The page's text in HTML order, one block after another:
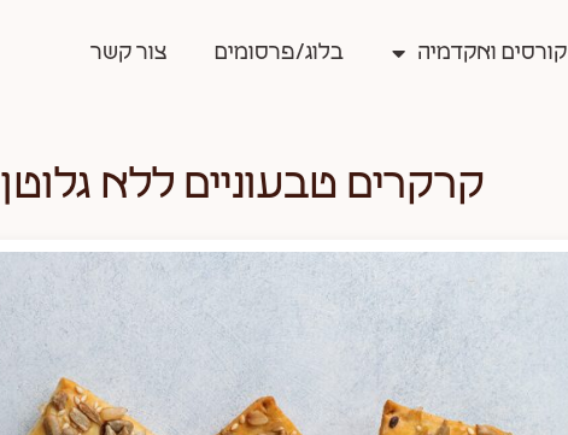
קורסים ואקדמיה בלוג/פרסומים צור קשר
קרקרים טבעוניים ללא גלוטן